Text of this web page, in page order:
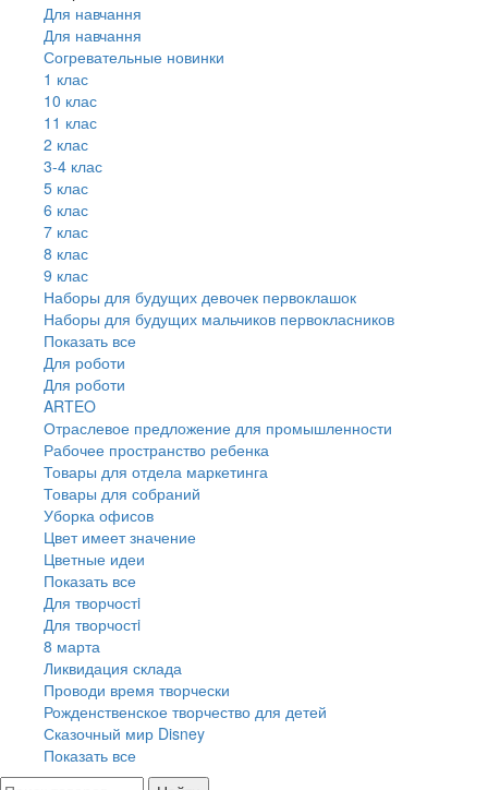
Для навчання
Для навчання
Согревательные новинки
1 клас
10 клас
11 клас
2 клас
3-4 клас
5 клас
6 клас
7 клас
8 клас
9 клас
Наборы для будущих девочек первоклашок
Наборы для будущих мальчиков первокласников
Показать все
Для роботи
Для роботи
ARTEO
Отраслевое предложение для промышленности
Рабочее пространство ребенка
Товары для отдела маркетинга
Товары для собраний
Уборка офисов
Цвет имеет значение
Цветные идеи
Показать все
Для творчостi
Для творчостi
8 марта
Ликвидация склада
Проводи время творчески
Рожденственское творчество для детей
Сказочный мир Disney
Показать все